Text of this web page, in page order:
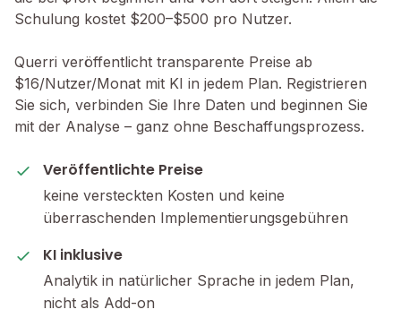
Schulung kostet $200–$500 pro Nutzer.
Querri veröffentlicht transparente Preise ab
$16/Nutzer/Monat mit KI in jedem Plan. Registrieren
Sie sich, verbinden Sie Ihre Daten und beginnen Sie
mit der Analyse – ganz ohne Beschaffungsprozess.
Veröffentlichte Preise
keine versteckten Kosten und keine
überraschenden Implementierungsgebühren
KI inklusive
Analytik in natürlicher Sprache in jedem Plan,
nicht als Add-on